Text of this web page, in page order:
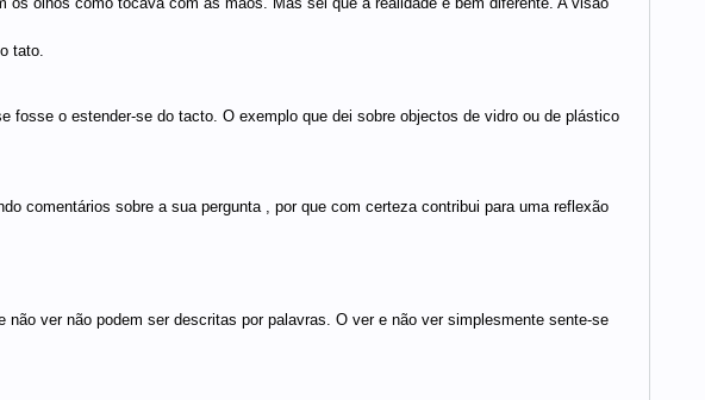
tato.
fosse o estender-se do tacto. O exemplo que dei sobre objectos de vidro ou de plástico
comentários sobre a sua pergunta , por que com certeza contribui para uma reflexão
ver não podem ser descritas por palavras. O ver e não ver simplesmente sente-se